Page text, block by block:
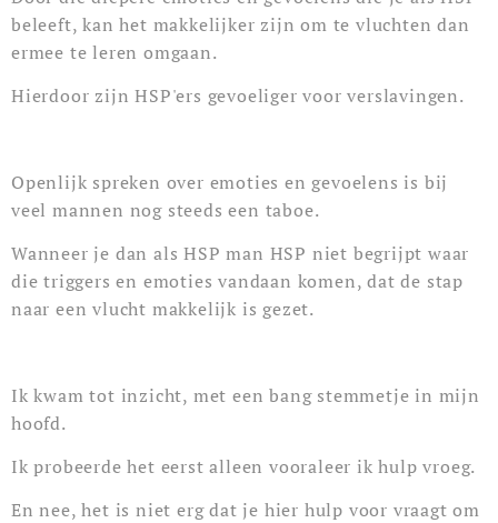
beleeft, kan het makkelijker zijn om te vluchten dan
ermee te leren omgaan.
Hierdoor zijn HSP'ers gevoeliger voor verslavingen.
Openlijk spreken over emoties en gevoelens is bij
veel mannen nog steeds een taboe.
Wanneer je dan als HSP man HSP niet begrijpt waar
die triggers en emoties vandaan komen, dat de stap
naar een vlucht makkelijk is gezet.
Ik kwam tot inzicht, met een bang stemmetje in mijn
hoofd.
Ik probeerde het eerst alleen vooraleer ik hulp vroeg.
En nee, het is niet erg dat je hier hulp voor vraagt om